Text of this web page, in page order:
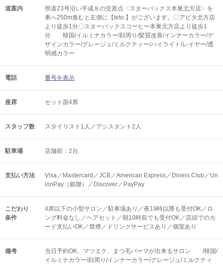
道案内
県道23号沿い平成８の交差点〈スターバックス本巣北方店〉を
東へ250m進むと左側に【teto.】がございます。〇アピタ北方店
より徒歩1分〇スターバックスコーヒー本巣北方店より徒歩1
分 韓国/イルミナカラー/顔周り/髪質改善/インナーカラー/デ
ザインカラー/グレージュ/ミルクティー/ハイライト/レイヤー/透
明感カラー
電話 番号を表示
座席 セット面4席
スタッフ数 スタイリスト1人／アシスタント2人
駐車場 店舗前：2台
支払い方法
Visa／Mastercard／JCB／American Express／Diners Club／Un
ionPay（銀聯）／Discover／PayPay
こだわり
条件
4席以下の小型サロン／駐車場あり／夜19時以降も受付OK／ロ
ング料金なし／ヘアセット／朝10時前でも受付OK／店頭でのカ
ード支払いOK／禁煙／ドリンクサービスあり／個室あり
備考
当日予約OK、マツエク、まつ毛パーマが出来るサロン /韓国/
イルミナカラー/顔周り/インナーカラー/グレージュ/ミルクティ